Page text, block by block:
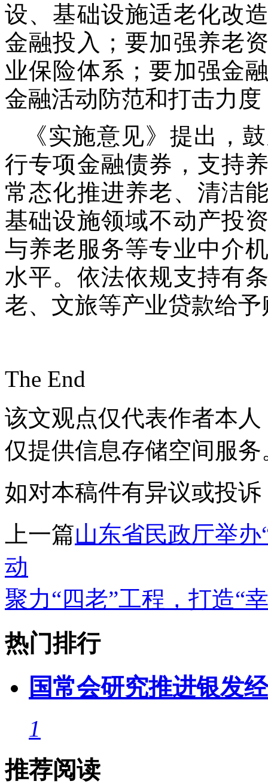
设、基础设施适老化改
金融投入；要加强养老
业保险体系；要加强金
金融活动防范和打击力
《实施意见》提出，
行专项金融债券，支持
常态化推进养老、清洁
基础设施领域不动产投
与养老服务等专业中介
水平。依法依规支持有
老、文旅等产业贷款给
The End
该文观点仅代表作者本
仅提供信息存储空间服务
如对本稿件有异议或投诉
上一篇山东省民政厅举
动
聚力“四老”工程，打造“
热门排行
国常会研究推进银发
1
推荐阅读